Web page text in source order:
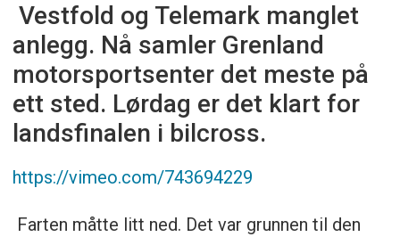
Vestfold og Telemark manglet
anlegg. Nå samler Grenland
motorsportsenter det meste på
ett sted. Lørdag er det klart for
landsfinalen i bilcross.
https://vimeo.com/743694229
Farten måtte litt ned. Det var grunnen til den